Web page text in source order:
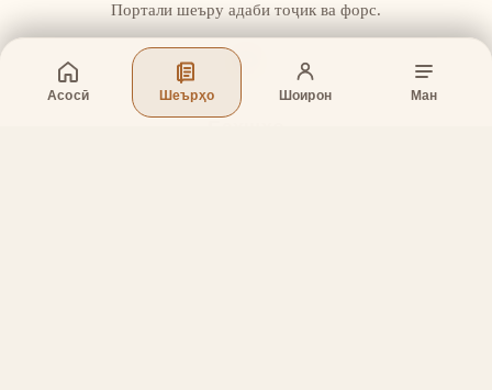
Асосӣ Шеърҳо Шоирон Ман
Портали шеъру адаби тоҷик ва форс.